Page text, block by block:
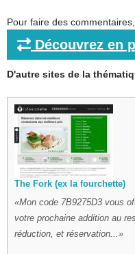
Pour faire des
Découvrez en
D'autre sites de la
The Fork (ex la fourchette)
Mon code 7B9275D3 vous
votre prochaine addition au
réduction, et réservation...